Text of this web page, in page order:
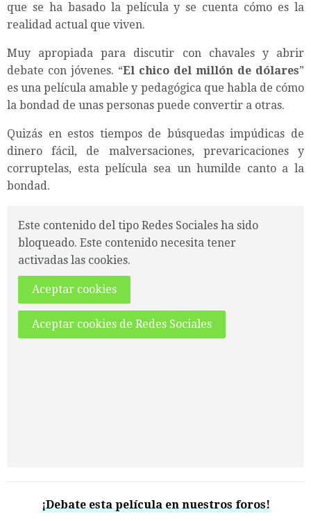
que se ha basado la película y se cuenta cómo es la
realidad actual que viven.
Muy apropiada para discutir con chavales y abrir
debate con jóvenes. “El chico del millón de dólares”
es una película amable y pedagógica que habla de cómo
la bondad de unas personas puede convertir a otras.
Quizás en estos tiempos de búsquedas impúdicas de
dinero fácil, de malversaciones, prevaricaciones y
corruptelas, esta película sea un humilde canto a la
bondad.
Este contenido del tipo Redes Sociales ha sido
bloqueado. Este contenido necesita tener
activadas las cookies.
Aceptar cookies
Aceptar cookies de Redes Sociales
¡Debate esta película en nuestros foros!